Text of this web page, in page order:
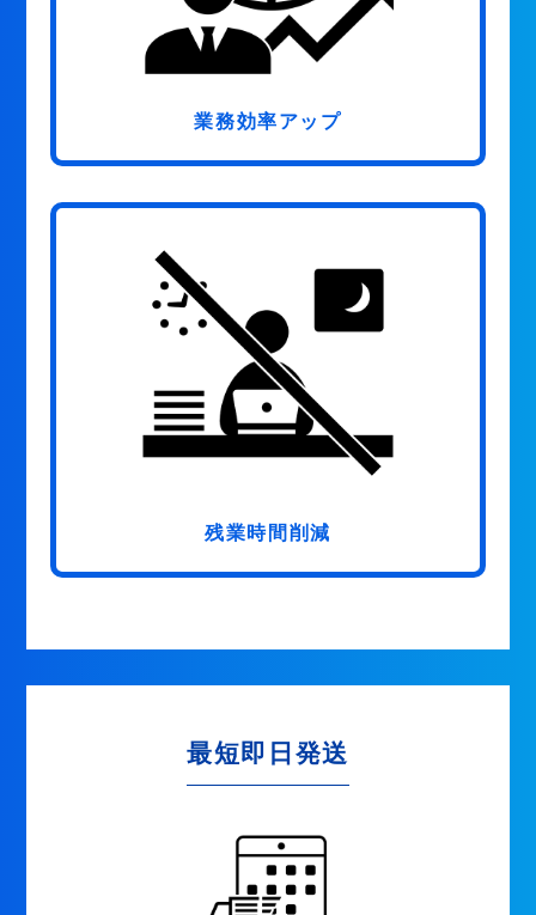
業務効率アップ
残業時間削減
最短即日発送